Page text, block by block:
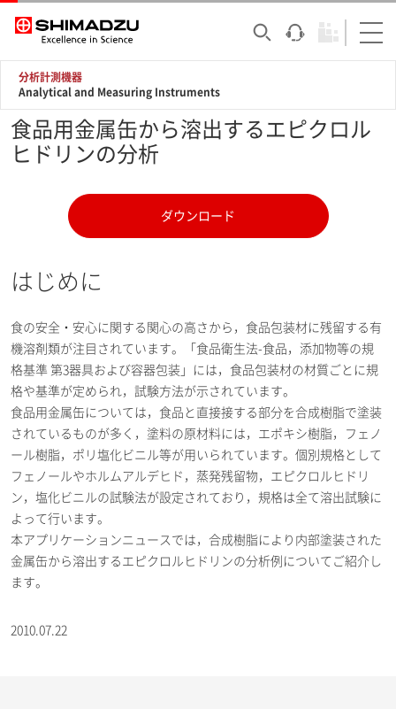
分析計測機器
Analytical and Measuring Instruments
食品用金属缶から溶出するエピクロル
ヒドリンの分析
ダウンロード
はじめに
食の安全・安心に関する関心の高さから，食品包装材に残留する有
機溶剤類が注目されています。「食品衛生法-食品，添加物等の規
格基準 第3器具および容器包装」には，食品包装材の材質ごとに規
格や基準が定められ，試験方法が示されています。
食品用金属缶については，食品と直接接する部分を合成樹脂で塗装
されているものが多く，塗料の原材料には，エポキシ樹脂，フェノ
ール樹脂，ポリ塩化ビニル等が用いられています。個別規格として
フェノールやホルムアルデヒド，蒸発残留物，エピクロルヒドリ
ン，塩化ビニルの試験法が設定されており，規格は全て溶出試験に
よって行います。
本アプリケーションニュースでは，合成樹脂により内部塗装された
金属缶から溶出するエピクロルヒドリンの分析例についてご紹介し
ます。
2010.07.22